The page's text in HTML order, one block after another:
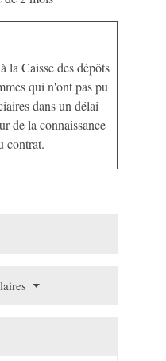
la Caisse des dépôts
qui n'ont pas pu
dans un délai
de la connaissance
contrat.